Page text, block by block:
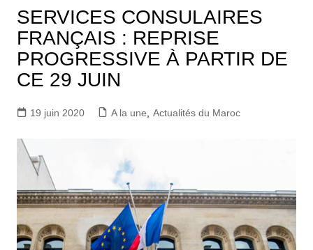
SERVICES CONSULAIRES
FRANÇAIS : REPRISE
PROGRESSIVE À PARTIR DE
CE 29 JUIN
19 juin 2020 A la une Actualités du Maroc